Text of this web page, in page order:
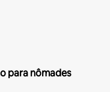
para nômades